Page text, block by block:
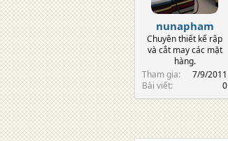
nunapham
Chuyên thiết kế rập
và cắt may các mặt
hàng.
Tham gia
7/9/2011
Bài viết
0